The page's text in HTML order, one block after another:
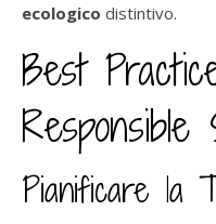
ecologico distintivo.
Best
Pianificare la